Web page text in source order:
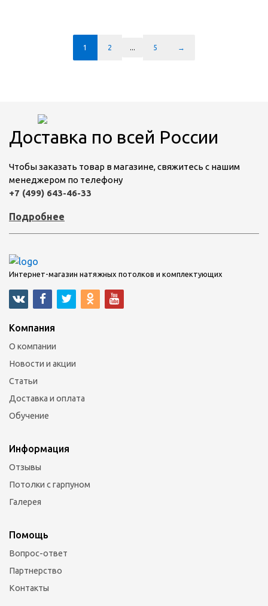
1 2 ... 5 →
Доставка по всей России
Чтобы заказать товар в магазине, свяжитесь с нашим
менеджером по телефону
+7 (499) 643-46-33
Подробнее
Интернет-магазин натяжных потолков и комплектующих
Компания
О компании
Новости и акции
Статьи
Доставка и оплата
Обучение
Информация
Отзывы
Потолки с гарпуном
Галерея
Помощь
Вопрос-ответ
Партнерство
Контакты